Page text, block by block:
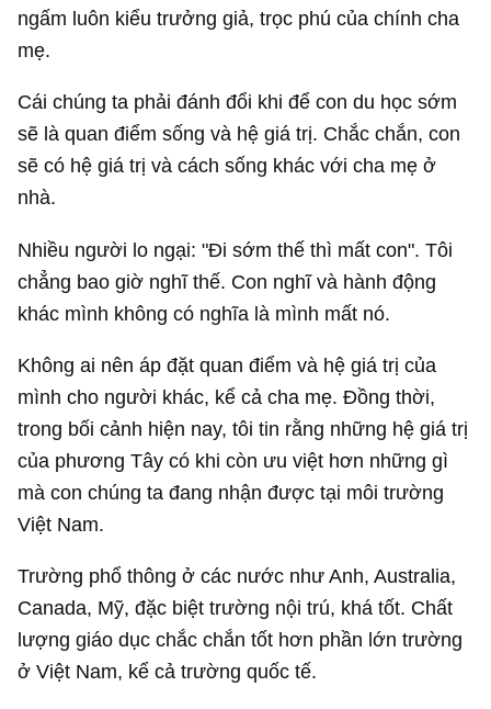
ngấm luôn kiểu trưởng giả, trọc phú của chính cha
mẹ.
Cái chúng ta phải đánh đổi khi để con du học sớm
sẽ là quan điểm sống và hệ giá trị. Chắc chắn, con
sẽ có hệ giá trị và cách sống khác với cha mẹ ở
nhà.
Nhiều người lo ngại: "Đi sớm thế thì mất con". Tôi
chẳng bao giờ nghĩ thế. Con nghĩ và hành động
khác mình không có nghĩa là mình mất nó.
Không ai nên áp đặt quan điểm và hệ giá trị của
mình cho người khác, kể cả cha mẹ. Đồng thời,
trong bối cảnh hiện nay, tôi tin rằng những hệ giá trị
của phương Tây có khi còn ưu việt hơn những gì
mà con chúng ta đang nhận được tại môi trường
Việt Nam.
Trường phổ thông ở các nước như Anh, Australia,
Canada, Mỹ, đặc biệt trường nội trú, khá tốt. Chất
lượng giáo dục chắc chắn tốt hơn phần lớn trường
ở Việt Nam, kể cả trường quốc tế.